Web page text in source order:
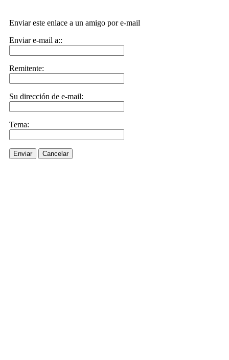
Enviar este enlace a un amigo por e-mail
Enviar e-mail a::
Remitente:
Su dirección de e-mail:
Tema:
Enviar Cancelar